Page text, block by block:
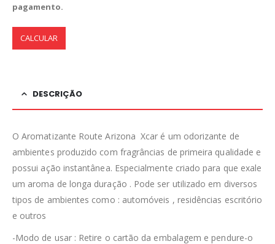
pagamento.
CALCULAR
DESCRIÇÃO
O Aromatizante Route Arizona Xcar é um odorizante de
ambientes produzido com fragrâncias de primeira qualidade e
possui ação instantânea. Especialmente criado para que exale
um aroma de longa duração . Pode ser utilizado em diversos
tipos de ambientes como : automóveis , residências escritório
e outros
-Modo de usar : Retire o cartão da embalagem e pendure-o